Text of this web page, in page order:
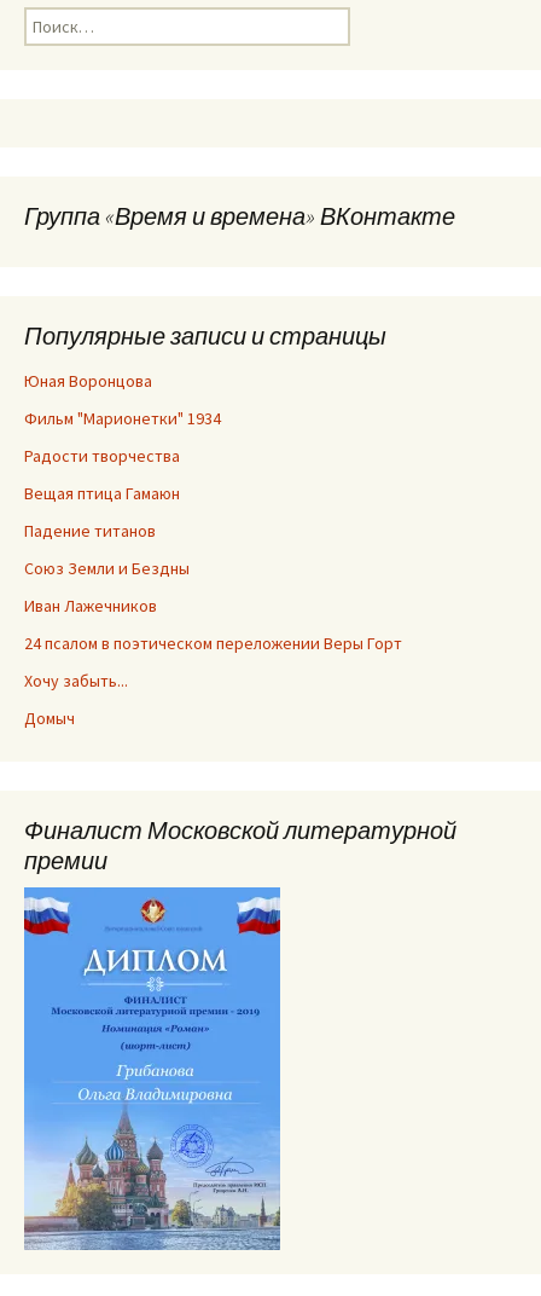
Найти:
Группа «Время и времена» ВКонтакте
Популярные записи и страницы
Юная Воронцова
Фильм "Марионетки" 1934
Радости творчества
Вещая птица Гамаюн
Падение титанов
Союз Земли и Бездны
Иван Лажечников
24 псалом в поэтическом переложении Веры Горт
Хочу забыть...
Домыч
Финалист Московской литературной
премии